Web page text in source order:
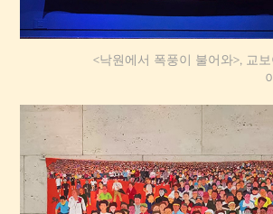
<낙원에서 폭풍이 불어와>, 교